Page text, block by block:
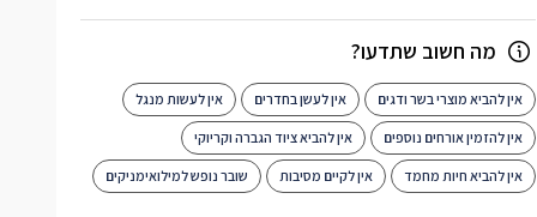
מה חשוב שתדעו?
אין להביא מוצרי בשר ודגים אין לעשן בחדרים אין לעשות מנגל
אין להזמין אורחים נוספים אין להביא ציוד הגברה וקריוקי
אין להביא חיות מחמד אין לקיים מסיבות שובר נופש למילואימניקים